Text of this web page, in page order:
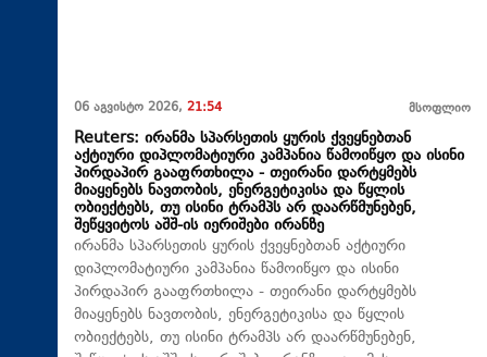
06 აგვისტო 2026, 21:54 მსოფლიო
Reuters: ირანმა სპარსეთის ყურის ქვეყნებთან
აქტიური დიპლომატიური კამპანია წამოიწყო და ისინი
პირდაპირ გააფრთხილა - თეირანი დარტყმებს
მიაყენებს ნავთობის, ენერგეტიკისა და წყლის
ობიექტებს, თუ ისინი ტრამპს არ დაარწმუნებენ,
შეწყვიტოს აშშ-ის იერიშები ირანზე
ირანმა სპარსეთის ყურის ქვეყნებთან აქტიური
დიპლომატიური კამპანია წამოიწყო და ისინი
პირდაპირ გააფრთხილა - თეირანი დარტყმებს
მიაყენებს ნავთობის, ენერგეტიკისა და წყლის
ობიექტებს, თუ ისინი ტრამპს არ დაარწმუნებენ,